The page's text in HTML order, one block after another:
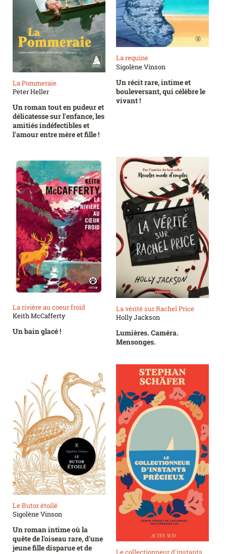
La Pommeraie
Peter Heller
Un roman tout en pudeur et
délicatesse sur l'enfance, les
amitiés indéfectibles et
l'amour entre mère et fille !
La requine
Sigolène Vinson
Un récit rare, intime et
bouleversant, qui célèbre le
vivant !
La rivière au coeur froid
Keith McCafferty
Un bain glacé !
La vérité sur Rachel Price
Holly Jackson
Lumières. Caméra.
Mensonges.
Le Butor étoilé
Sigolène Vinson
Un roman intime où la
quête de l'oiseau rare, d'une
jeune fille disparue et de
Le collectionneur d'instants